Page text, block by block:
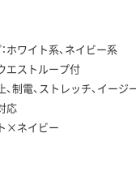
ホワイト系、ネイビー系
エストループ付
、制電、ストレッチ、イージ
応
×ネイビー